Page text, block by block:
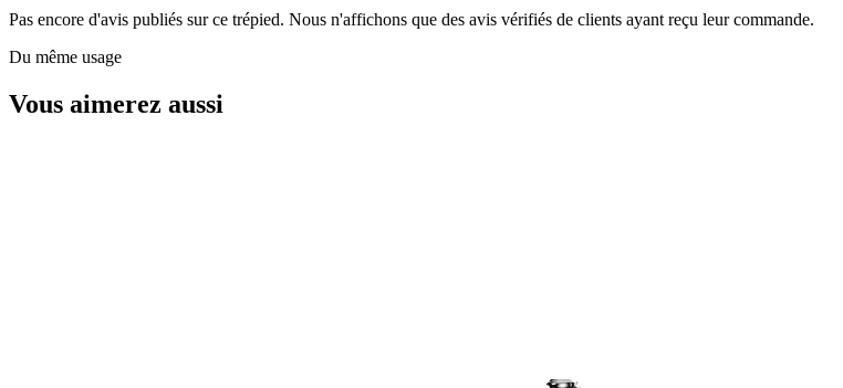
Pas encore d'avis publiés sur ce trépied. Nous n'affichons que des avis vérifiés de clients ayant reçu leur commande.
Du même usage
Vous aimerez aussi